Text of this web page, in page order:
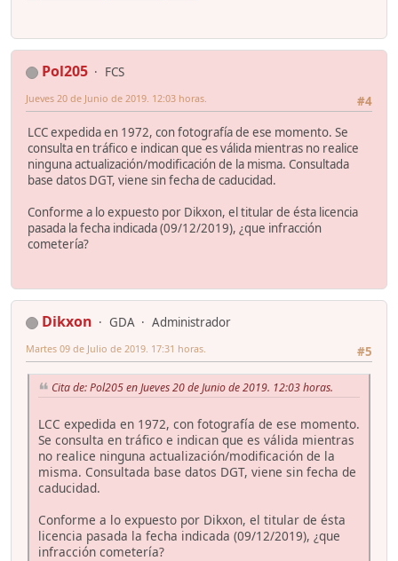
Pol205
FCS
#4
Jueves 20 de Junio de 2019. 12:03 horas.
LCC expedida en 1972, con fotografía de ese momento. Se
consulta en tráfico e indican que es válida mientras no realice
ninguna actualización/modificación de la misma. Consultada
base datos DGT, viene sin fecha de caducidad.
Conforme a lo expuesto por Dikxon, el titular de ésta licencia
pasada la fecha indicada (09/12/2019), ¿que infracción
cometería?
Dikxon GDA
Administrador
#5
Martes 09 de Julio de 2019. 17:31 horas.
Cita de: Pol205 en Jueves 20 de Junio de 2019. 12:03 horas.
LCC expedida en 1972, con fotografía de ese momento.
Se consulta en tráfico e indican que es válida mientras
no realice ninguna actualización/modificación de la
misma. Consultada base datos DGT, viene sin fecha de
caducidad.
Conforme a lo expuesto por Dikxon, el titular de ésta
licencia pasada la fecha indicada (09/12/2019), ¿que
infracción cometería?